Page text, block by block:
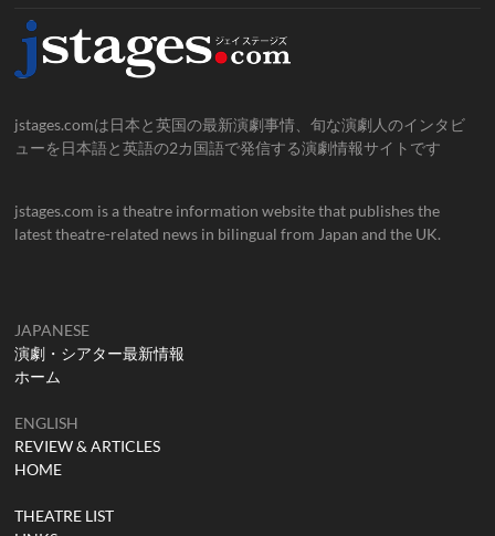
jstages.comは日本と英国の最新演劇事情、旬な演劇人のインタビ
ューを日本語と英語の2カ国語で発信する演劇情報サイトです
jstages.com is a theatre information website that publishes the
latest theatre-related news in bilingual from Japan and the UK.
JAPANESE
演劇・シアター最新情報
ホーム
ENGLISH
REVIEW & ARTICLES
HOME
THEATRE LIST